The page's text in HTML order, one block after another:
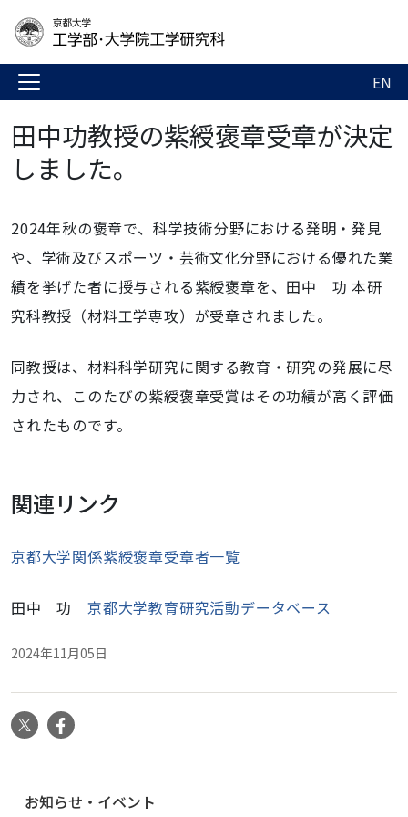
EN
田中功教授の紫綬褒章受章が決定
しました。
2024年秋の褒章で、科学技術分野における発明・発見
や、学術及びスポーツ・芸術文化分野における優れた業
績を挙げた者に授与される紫綬褒章を、田中 功 本研
究科教授（材料工学専攻）が受章されました。
同教授は、 材料科学研究に関する教育・研究の発展に尽
力され、このたびの紫綬褒章受賞はその功績が高く評価
されたものです。
関連リンク
京都大学関係紫綬褒章受章者一覧
田中 功 京都大学教育研究活動データベース
2024年11月05日
X
お知らせ・イベント